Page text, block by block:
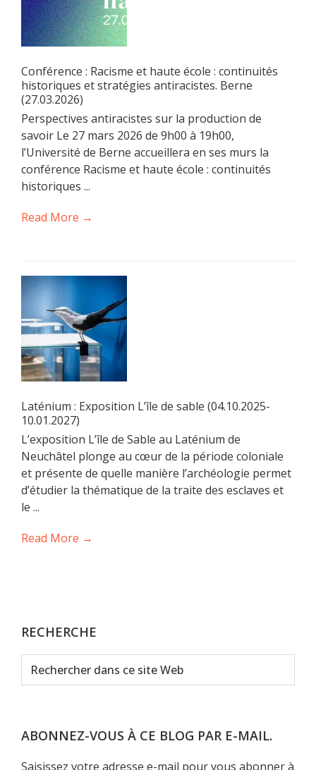
Conférence : Racisme et haute école : continuités
historiques et stratégies antiracistes. Berne
(27.03.2026)
Perspectives antiracistes sur la production de
savoir Le 27 mars 2026 de 9h00 à 19h00,
l’Université de Berne accueillera en ses murs la
conférence Racisme et haute école : continuités
historiques ...
Read More →
Laténium : Exposition L’île de sable (04.10.2025-
10.01.2027)
L’exposition L’île de Sable au Laténium de
Neuchâtel plonge au cœur de la période coloniale
et présente de quelle manière l’archéologie permet
d’étudier la thématique de la traite des esclaves et
le ...
Read More →
RECHERCHE
Rechercher
dans
Web
ABONNEZ-VOUS À CE BLOG PAR E-MAIL.
Saisissez votre adresse e-mail pour vous abonner à